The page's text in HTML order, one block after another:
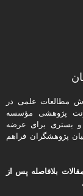
مطالعات علمی در
پژوهشی مؤسسه
بستری برای عرضه
پژوهشگران فراهم
بلافاصله پس از